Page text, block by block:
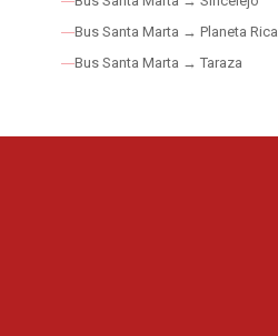
Bus Santa Marta → Planeta Rica
Bus Santa Marta → Taraza